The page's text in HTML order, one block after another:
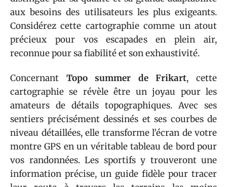
aux besoins des utilisateurs les plus exigeants.
Considérez cette cartographie comme un atout
précieux pour vos escapades en plein air,
reconnue pour sa fiabilité et son exhaustivité.
Concernant Topo summer de Frikart, cette
cartographie se révèle être un joyau pour les
amateurs de détails topographiques. Avec ses
sentiers précisément dessinés et ses courbes de
niveau détaillées, elle transforme l’écran de votre
montre GPS en un véritable tableau de bord pour
vos randonnées. Les sportifs y trouveront une
information précise, un guide fidèle pour tracer